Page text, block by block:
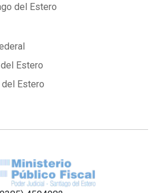
del Estero
Estero
Estero